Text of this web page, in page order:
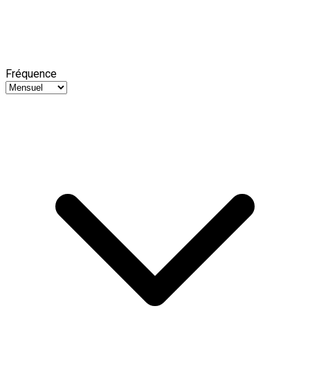
Fréquence